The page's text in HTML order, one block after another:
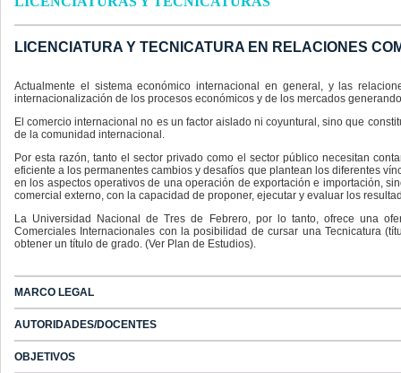
LICENCIATURA Y TECNICATURA EN RELACIONES
Actualmente el sistema económico internacional en general, y las
internacionalización de los procesos económicos y de los mercados
El comercio internacional no es un factor aislado ni coyuntural, sino que
de la comunidad internacional.
Por esta razón, tanto el sector privado como el sector público necesitan
eficiente a los permanentes cambios y desafíos que plantean los diferentes
en los aspectos operativos de una operación de exportación e importación,
comercial externo, con la capacidad de proponer, ejecutar y evaluar los
La Universidad Nacional de Tres de Febrero, por lo tanto, ofrece una
Comerciales Internacionales con la posibilidad de cursar una Tecnicatura
obtener un título de grado. (Ver Plan de Estudios).
MARCO LEGAL
AUTORIDADES/DOCENTES
OBJETIVOS